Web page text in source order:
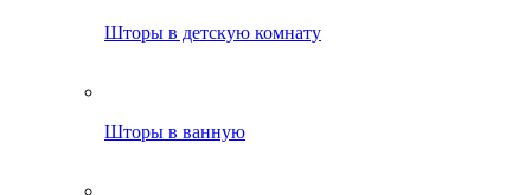
Шторы в детскую комнату
Шторы в ванную